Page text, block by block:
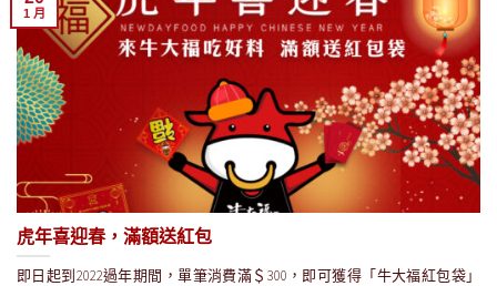
虎年喜迎春，滿額送紅包
即日起到2022過年期間，單筆消費滿＄300，即可獲得「牛大福紅包袋」
1 月